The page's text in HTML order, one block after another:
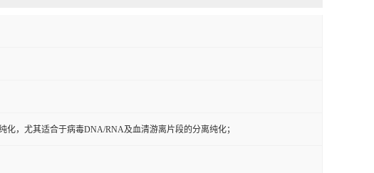
，尤其适合于病毒DNA/RNA及血清游离片段的分离纯化；